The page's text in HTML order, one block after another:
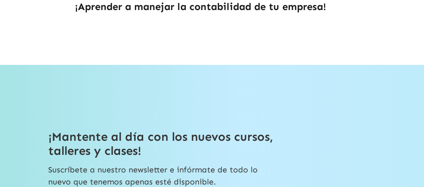
¡Aprender a manejar la contabilidad de tu empresa!
¡Mantente al día con los nuevos cursos,
talleres y clases!
Suscríbete a nuestro newsletter e infórmate de todo lo
nuevo que tenemos apenas esté disponible.